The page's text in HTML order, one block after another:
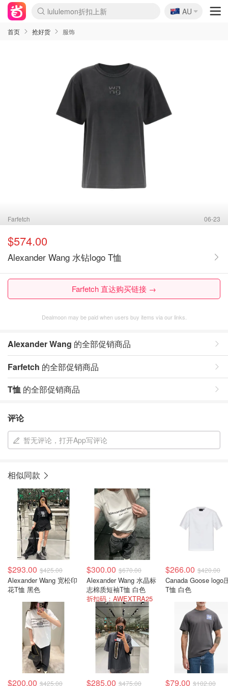
lululemon折扣上新
Sasa美妆护肤3.5折
SSENSE年中2.5折
FreshBeauty好价汇总
Cettire降价+叠9折
WWS Coles超市实拍
viagogo二手票捡漏
Myer超级周末
The Outnet奢牌1折起
David Jones 3折起
Flannels大牌1折
Perfumes Club护肤1折
AMIRO面罩$251
Amazon折扣汇总
eToro入金$200送$50
Amazon数码好物
ICONIC本周7.5折
ThedoubleF高奢地板价
Moose Knuckles 6折
丝芙兰5折起
EUFY摄像头$98
Selenichast首饰2折
Trip机票酒店促销
YSL送5件彩妆礼
Amazon家居好物
Amazon美妆护肤
雅漾大喷$8
过敏原检测盒$33
伊索独家赠50ml沐浴露
科颜氏高保湿面霜$29
SEALIFE海洋馆门票6折
丝塔芙大白罐$16
订阅Newsletter送香薰
Cult Beauty 6.8折
Harrods圣诞日历$525
LN-CC奢牌私促3折
d'Alba空姐喷雾$16
EVE LOM套装£56
Bernardelli独家4折
Adore Beauty 6折起
CT圣诞日历
Mytheresa奢品2.7折
Luxury Escapes 9折
Currentbody美容仪$881
MOON Garden Live
Roborock扫地机$649
Tingo Life水杯$24
Valentino官网5折
CR洗护套装$23
修丽可4件套$159
Myer彩妆2件7折
GANNI官网4.5折
Stylevana韩妆4折
Tessabit高奢8.5折
OGX洗发水$11
Amazon阿德莱德次日达
卡诗8.5折+赠礼
Philips Hue灯具8折
🇦🇺
AU
首页 抢好货 服饰
Farfetch 06-23
$574.00
Alexander Wang 水钻logo T恤
Farfetch 直达购买链接 →
Dealmoon may be paid when users buy items via our links.
Alexander Wang 的全部促销商品
Farfetch 的全部促销商品
T恤 的全部促销商品
评论
暂无评论，打开App写评论
相似同款
$293.00 $425.00
Alexander Wang 宽松印
花T恤 黑色
$300.00 $670.00
Alexander Wang 水晶标
志棉质短袖T恤 白色
折扣码：AWEXTRA25
$266.00 $420.00
Canada Goose logo
T恤 白色
$200.00 $425.00 $285.00 $475.00 $79.00 $102.00